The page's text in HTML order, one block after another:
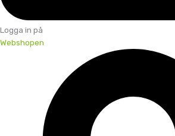
Logga in på
Webshopen